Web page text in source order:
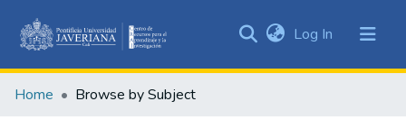
&
Log In (current)
Home Browse by Subject